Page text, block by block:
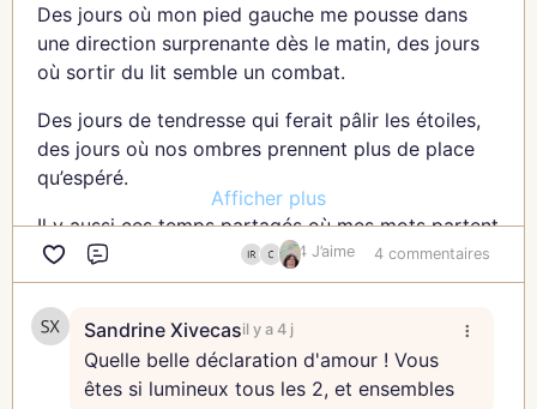
C’est un fil que vous tendez entre votre génération
et la mienne, un fil de résistance, de lucidité, de
Parce qu’il en faut, de la tendresse, de la poésie et
de l’amour pour faire face à un monde qui parfois
ne sait plus très bien où il va.
Il faut du courage, aussi, et vous en avez.
De celui qui naît dans les gestes minuscules :
choisir, dire non, réparer, créer, aimer malgré tout.
Et je vous souhaite de ne jamais laisser s’éteindre
cette flamme-là.
Des jours où mon pied gauche me pousse dans
une direction surprenante dès le matin, des jours
où sortir du lit semble un combat.
Des jours de tendresse qui ferait pâlir les étoiles,
des jours où nos ombres prennent plus de place
qu’espéré.
Il y aussi ces temps partagés où mes mots partent
de travers, blessent, font écho à ces parts en
manque de reconnaissance ou d’amour en moi.
Ces fois où être à tes côtés, n’est autre qu’avoir la
capacité d’accueillir en silence ce qui est
douloureux pour toi.
Afficher plus
4 J’aime 4 commentaires
Sandrine Xivecasil y a 4 j
Quelle belle déclaration d'amour ! Vous
êtes si lumineux tous les 2, et ensembles